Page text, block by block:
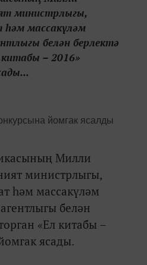
министрлыгы,
һәм массакүләм
белән берлектә
– 2016»
Милли
министрлыгы,
һәм массакүләм
белән
«Ел китабы –
ясады.